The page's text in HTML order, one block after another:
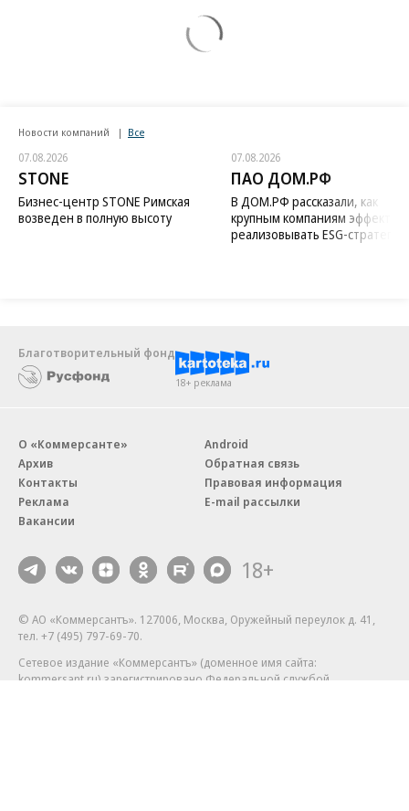
Новости компаний Все
07.08.2026
STONE
Бизнес-центр STONE Римская
возведен в полную высоту
07.08.2026
ПАО ДОМ.РФ
В ДОМ.РФ рассказали, как
крупным компаниям
реализовывать ESG-стратегию
Благотворительный фонд
18+ реклама
О «Коммерсанте»
Архив
Контакты
Реклама
Вакансии
Android
Обратная связь
Правовая информация
E-mail рассылки
18+
© АО «Коммерсантъ». 127006, Москва, Оружейный переулок д. 41,
тел. +7 (495) 797-69-70.
Сетевое издание «Коммерсантъ» (доменное имя сайта:
kommersant.ru) зарегистрировано Федеральной службой